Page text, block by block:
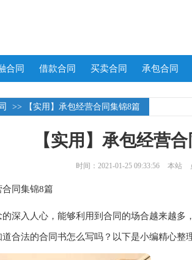
合同 借款合同 买卖合同 承包合同
>> 【实用】承包经营合同集锦8篇
【实用】承包经营
时间：2021-01-25 09:33:56 本站
合同集锦8篇
入人心，能够利用到合同的场合越来越多
合法的合同书怎么写吗？以下是小编精心整